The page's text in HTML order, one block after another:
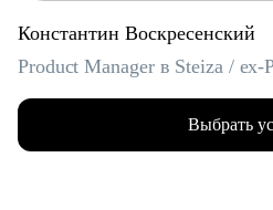
Константин Воскресенский
Product Manager в Steiza /
Выбрать